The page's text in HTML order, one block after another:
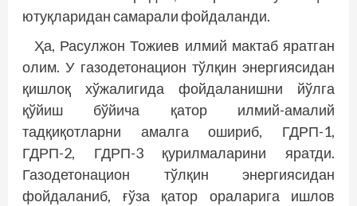
ютуқларидан самарали фойдаланди.
Ҳа, Расулжон Тожиев илмий мактаб яратган
олим. У газодетонацион тўлқин энергиясидан
қишлоқ хўжалигида фойдаланишни йўлга
қўйиш бўйича қатор илмий-амалий
тадқиқотларни амалга ошириб, ГДРП-1,
ГДРП-2, ГДРП-3 қурилмаларини яратди.
Газодетонацион тўлқин энергиясидан
фойдаланиб, ғўза қатор ораларига ишлов